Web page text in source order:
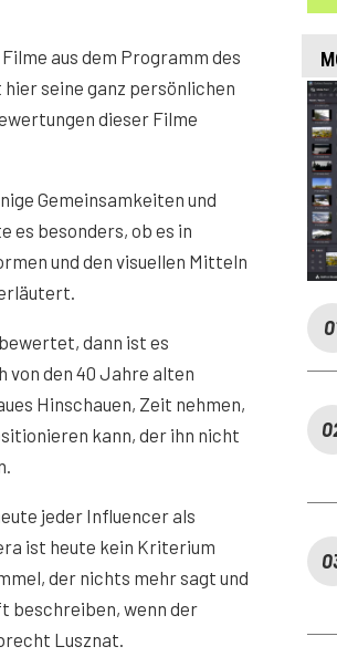
aus dem Programm des
seine ganz persönlichen
dieser Filme
Gemeinsamkeiten und
es besonders, ob es in
und den visuellen Mitteln
dann ist es
von den 40 Jahre alten
Hinschauen, Zeit nehmen,
kann, der ihn nicht
jeder Influencer als
ist heute kein Kriterium
der nichts mehr sagt und
beschreiben, wenn der
Lusznat.